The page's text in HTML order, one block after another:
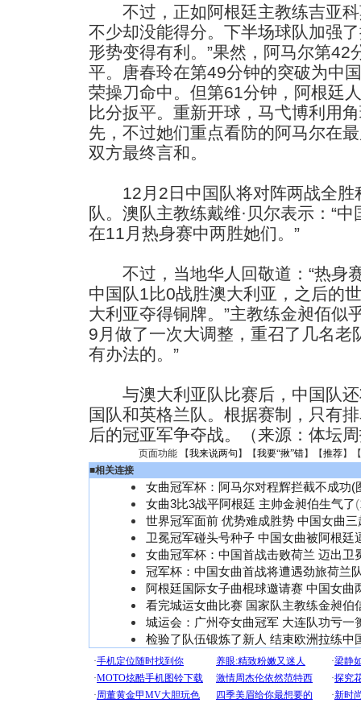
不过，正如阿根廷主教练吉亚科
不少却没能得分。下半场球队加强
形势变得有利。”果然，阿马尔第42
平。唐春玲在第49分钟的突破为中
荣操刀命中。但第61分钟，阿根廷
比分扳平。重新开球，马弋博利用
先，不过她们重点看防的阿马尔在
双方最终言和。
12月2日中国队将对阵两战全胜
队。澳队主教练戴维·贝尔表示：“
在11月热身赛中两胜她们。”
不过，当地华人回敬道：“热身
中国队1比0战胜澳大利亚，之后的
大利亚夺得铜牌。”主教练金昶佰似
9月做了一次大调整，重召了几名老
有办法的。”
与澳大利亚队比赛后，中国队还
国队和英格兰队。根据赛制，只有
后的冠亚军争夺战。（来源：体坛
页面功能 【我来说两句 】【我要“揪”错】【推荐】
■相关连接
女曲冠军杯：阿马尔对程辉拦截不成功(
女曲3比3战平阿根廷 主帅金昶伯生气了
世界冠军面前 优势难成胜势 中国女曲三
卫冕冠军碰头号种子 中国女曲被阿根廷
女曲冠军杯：中国首战击败荷兰 迈出卫
冠军杯：中国女曲首战将遭遇劲旅荷兰
阿根廷国际女子曲棍球邀请赛 中国女曲
看完城运女曲比赛 国家队主教练金昶伯
城运会：广州夺女曲冠军 大连队功亏一
检验了队伍锻炼了新人 结束欧洲拉练中